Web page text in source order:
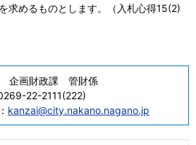
求めるものとします。（入札心得15(2)
企画財政課 管財係
22-2111(222)
kanzai@city.nakano.nagano.jp